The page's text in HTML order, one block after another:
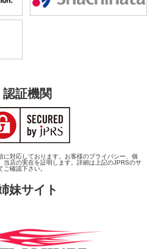
認証機関
に対応しております。お客様のプライバシー、個
当店の実在を証明します。詳細は上記のJPRSのサ
確認下さい。
妹サイト